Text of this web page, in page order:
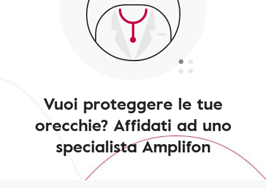
Vuoi proteggere le tue
orecchie? Affidati ad uno
specialista Amplifon